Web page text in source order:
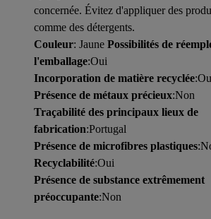
concernée. Évitez d'appliquer des
comme des détergents.
Couleur: Jaune Possibilités de
l'emballage:Oui
Incorporation de matière recyclée
Présence de métaux précieux:Non
Traçabilité des principaux lieux de
fabrication:Portugal
Présence de microfibres plastiques
Recyclabilité:Oui
Présence de substance extrêmement
préoccupante:Non